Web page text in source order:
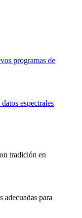
programas de
espectrales
tradición en
adecuadas para